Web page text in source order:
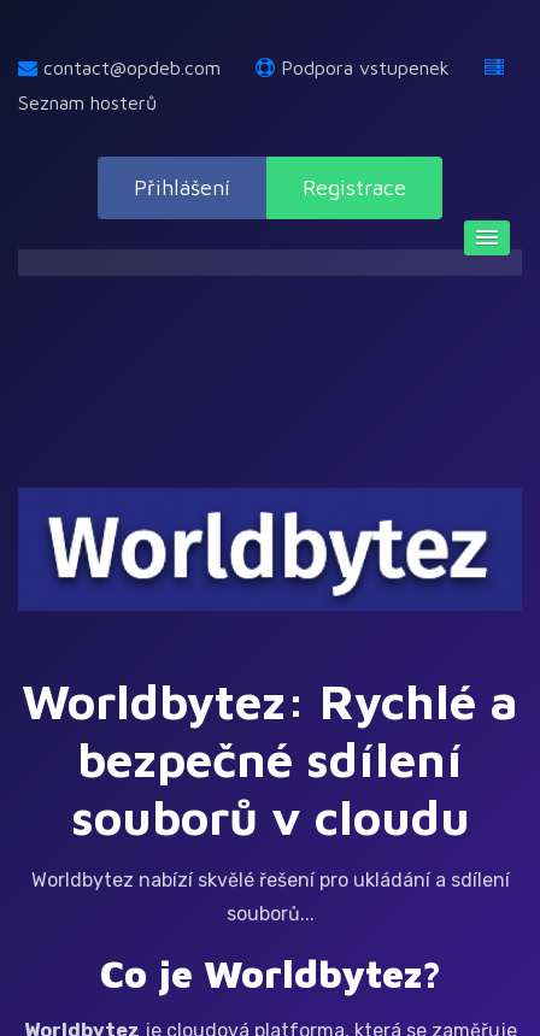
contact@opdeb.com
Podpora vstupenek
Seznam hosterů
Přihlášení Registrace
Worldbytez: Rychlé a
bezpečné sdílení
souborů v cloudu
Worldbytez nabízí skvělé řešení pro ukládání a sdílení
souborů...
Co je Worldbytez?
Worldbytez je cloudová platforma, která se zaměřuje